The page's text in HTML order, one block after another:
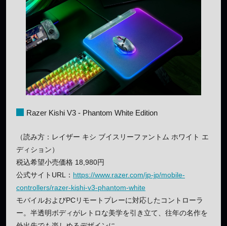
Razer Kishi V3 - Phantom White Edition
（読み方：レイザー キシ ブイスリーファントム ホワイト エ
ディション）
税込希望小売価格 18,980円
公式サイトURL： https://www.razer.com/jp-jp/mobile-
controllers/razer-kishi-v3-phantom-white
モバイルおよびPCリモートプレーに対応したコントローラ
ー。半透明ボディがレトロな美学を引き立て、往年の名作を